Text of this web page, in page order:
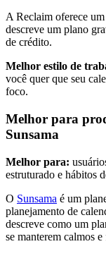
A Reclaim oferece
descreve um plano
de crédito.
Melhor estilo de
você quer que seu
foco.
Melhor para
Sunsama
Melhor para:
estruturado e hábitos
O Sunsama é um
planejamento de
descreve como um
se manterem calmos e